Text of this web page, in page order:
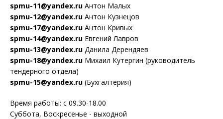
spmu-11@yandex.ru Антон Малых
spmu-12@yandex.ru Антон Кузнецов
spmu-17@yandex.ru Антон Кривых
spmu-14@yandex.ru Евгений Лавров
spmu-13@yandex.ru Данила Дерендяев
spmu-18@yandex.ru Михаил Кутергин (руководитель
тендерного отдела)
spmu-15@yandex.ru (Бухгалтерия)
Время работы: с 09.30-18.00
Суббота, Воскресенье - выходной